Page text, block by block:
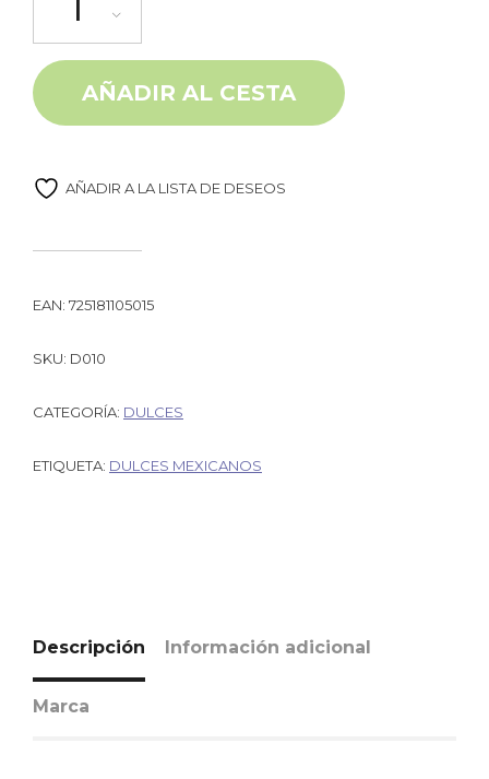
AÑADIR AL CESTA
AÑADIR A LA LISTA DE DESEOS
EAN: 725181105015
SKU: D010
CATEGORÍA: DULCES
ETIQUETA: DULCES MEXICANOS
Descripción Información adicional
Marca